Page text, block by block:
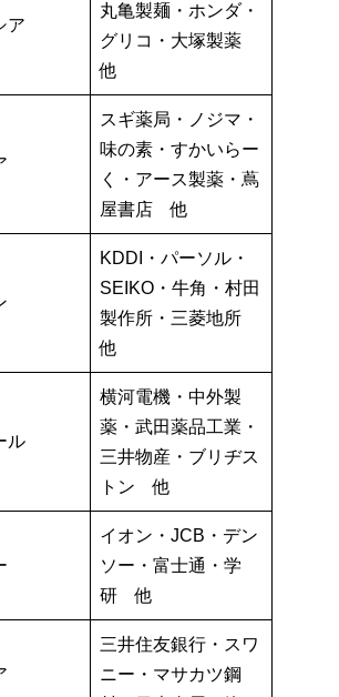
ア
丸亀製麺・ホンダ・
グリコ・大塚製薬
他
スギ薬局・ノジマ・
味の素・すかいらー
く・アース製薬・蔦
屋書店 他
KDDI・パーソル・
SEIKO・牛角・村田
製作所・三菱地所
他
ル
横河電機・中外製
薬・武田薬品工業・
三井物産・ブリヂス
トン 他
イオン・JCB・デン
ソー・富士通・学
研 他
三井住友銀行・スワ
ニー・マサカツ鋼